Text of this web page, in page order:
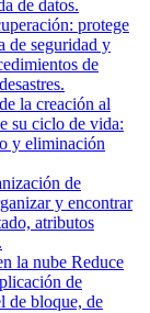
de datos.
protege
de seguridad y
de
la creación al
su ciclo de vida:
y eliminación
de
y encontrar
atributos
la nube Reduce
de
de bloque, de